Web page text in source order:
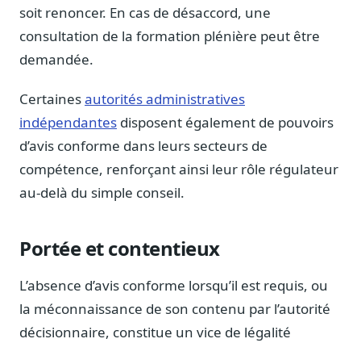
Glossaire affaires publiques
Lexique par thème métier
Sources couvertes
Le changelog mensuel
Ils utilisent Legiwatch
Public Sénat, ONG, cabinets
Charte IA
Sécurité
Hébergement européen, RGPD
soit renoncer. En cas de désaccord, une
consultation de la formation plénière peut être
demandée.
Certainesautorités administratives
indépendantes disposent également de pouvoirs
d’avis conforme dans leurs secteurs de
compétence, renforçant ainsi leur rôle régulateur
au-delà du simple conseil.
Portée et contentieux
L’absence d’avis conforme lorsqu’il est requis, ou
la méconnaissance de son contenu par l’autorité
décisionnaire, constitue un vice de légalité